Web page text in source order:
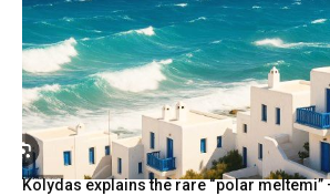
Kolydas explains the rare “polar meltemi”